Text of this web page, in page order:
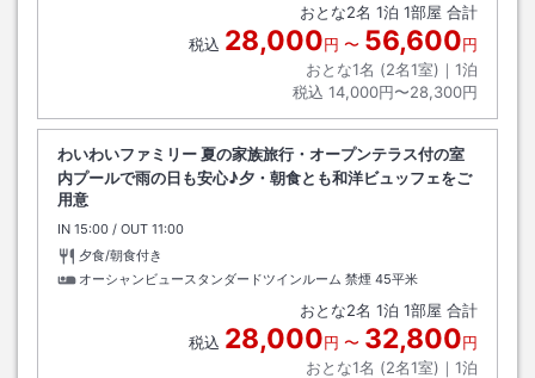
おとな2名 1泊 1部屋 合計
税込 28,000円 〜 56,600円
おとな1名 (2名1室)｜ 1泊
税込 14,000円〜28,300円
わいわいファミリー 夏の家族旅行・オープンテラス付の室
内プールで雨の日も安心♪夕・朝食とも和洋ビュッフェをご
用意
IN チェックイン
15:00 / OUT チェックアウト
11:00
夕食/朝食付き
オーシャンビュースタンダードツインルーム 禁煙 45平米
おとな2名 1泊 1部屋 合計
税込 28,000円 〜 32,800円
おとな1名 (2名1室)｜ 1泊